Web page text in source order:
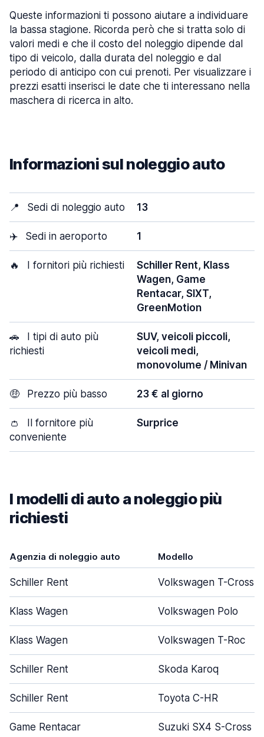
Queste informazioni ti possono aiutare a individuare
la bassa stagione. Ricorda però che si tratta solo di
valori medi e che il costo del noleggio dipende dal
tipo di veicolo, dalla durata del noleggio e dal
periodo di anticipo con cui prenoti. Per visualizzare i
prezzi esatti inserisci le date che ti interessano nella
maschera di ricerca in alto.
Informazioni sul noleggio auto
📍 Sedi di noleggio auto 13
✈️ Sedi in aeroporto 1
🔥 I fornitori più richiesti
Schiller Rent, Klass
Wagen, Game
Rentacar, SIXT,
GreenMotion
🚗
I tipi di auto più
richiesti
SUV, veicoli piccoli,
veicoli medi,
monovolume / Minivan
🤑 Prezzo più basso 23 € al giorno
👛
Il fornitore più
conveniente
Surprice
I modelli di auto a noleggio più
richiesti
Agenzia di noleggio auto Modello
Schiller Rent Volkswagen T-Cross
Klass Wagen Volkswagen Polo
Klass Wagen Volkswagen T-Roc
Schiller Rent Skoda Karoq
Schiller Rent Toyota C-HR
Game Rentacar Suzuki SX4 S-Cross